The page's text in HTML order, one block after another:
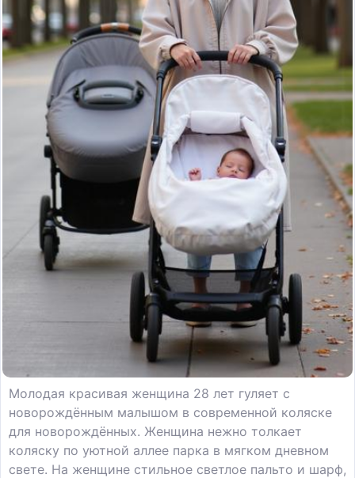
Молодая красивая женщина 28 лет гуляет с
новорождённым малышом в современной коляске
для новорождённых. Женщина нежно толкает
коляску по уютной аллее парка в мягком дневном
свете. На женщине стильное светлое пальто и шарф,